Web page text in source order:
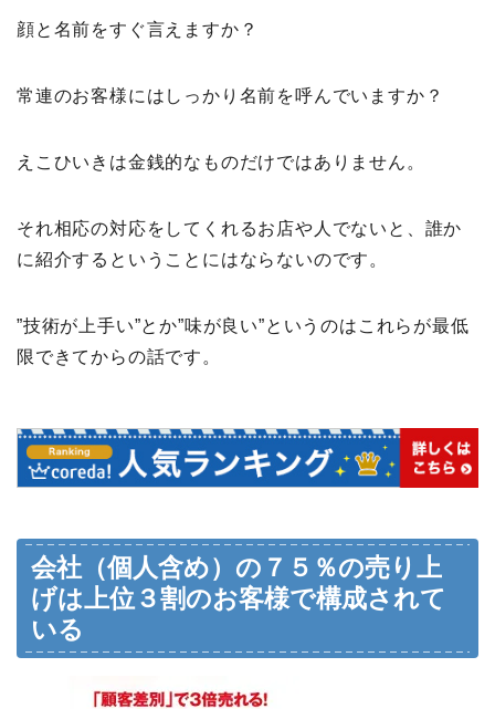
顔と名前をすぐ言えますか？
常連のお客様にはしっかり名前を呼んでいますか？
えこひいきは金銭的なものだけではありません。
それ相応の対応をしてくれるお店や人でないと、誰か
に紹介するということにはならないのです。
”技術が上手い”とか”味が良い”というのはこれらが最低
限できてからの話です。
会社（個人含め）の７５％の売り上
げは上位３割のお客様で構成されて
いる